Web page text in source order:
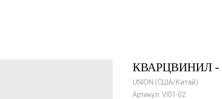
КВАРЦВИНИЛ -
UNION (США/Китай)
Артикул: VI01-02